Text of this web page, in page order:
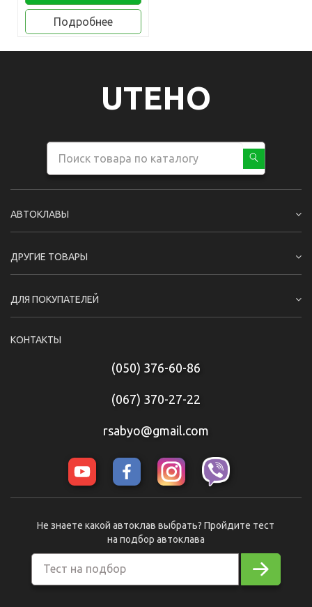
Подробнее
UTEHO
АВТОКЛАВЫ
ДРУГИЕ ТОВАРЫ
ДЛЯ ПОКУПАТЕЛЕЙ
КОНТАКТЫ
(050) 376-60-86
(067) 370-27-22
rsabyo@gmail.com
Тест на подбор
Не знаете какой автоклав выбрать? Пройдите тест
на подбор автоклава